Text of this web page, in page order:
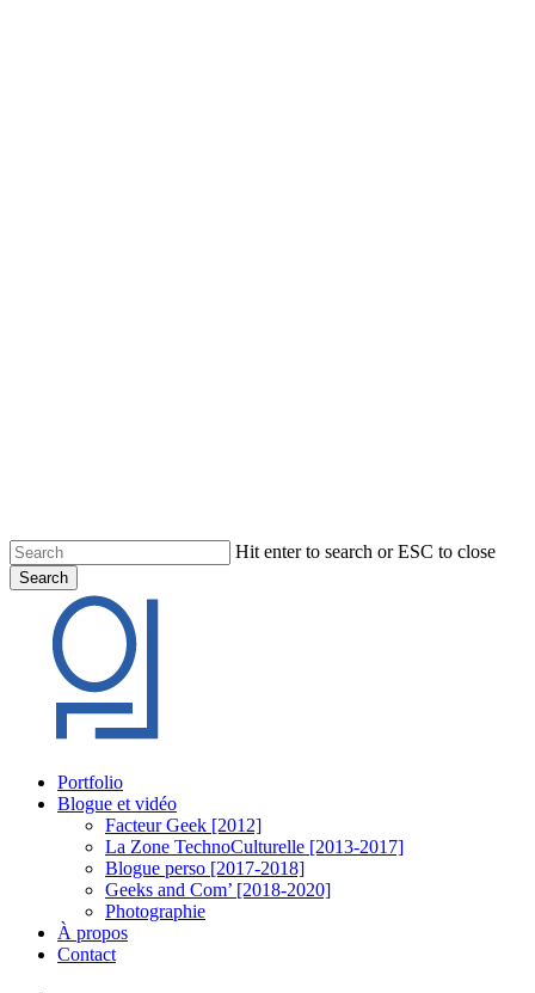
Hit enter to search or ESC to close
Search
Search
Portfolio
Blogue et vidéo
Facteur Geek [2012]
La Zone TechnoCulturelle [2013-2017]
Blogue perso [2017-2018]
Geeks and Com’ [2018-2020]
Photographie
À propos
Contact